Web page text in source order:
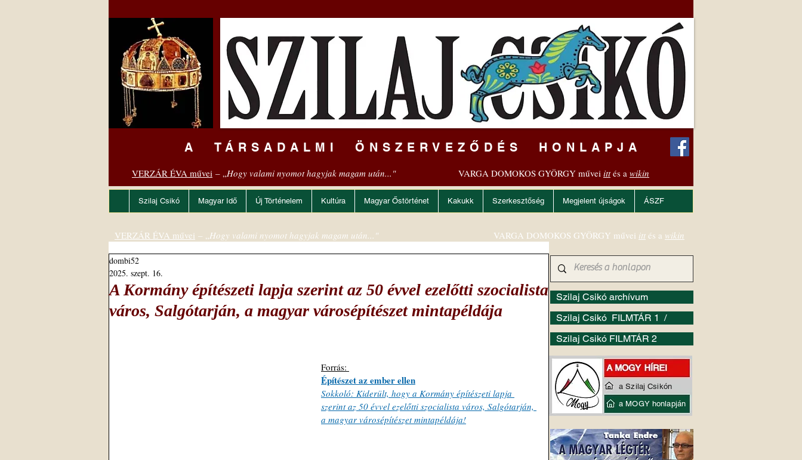
A TÁRSADALMI ÖNSZERVEZŐDÉS HONLAPJA
VERZÁR ÉVA művei – „Hogy valami nyomot hagyjak magam után..." VARGA DOMOKOS GYÖRGY művei ittés a wikin
Szilaj Csikó Magyar Idő Új Történelem Kultúra Magyar Őstörténet Kakukk Szerkesztőség Megjelent újságok ÁSZF
A Kormány építészeti lapja szerint az 50 évvel ezelőtti szocialista
város, Salgótarján, a magyar városépítészet mintapéldája
dombi52
2025. szept. 16.
Forrás:
Építészet az ember ellen
Sokkoló: Kiderült, hogy a Kormány építészeti lapja
szerint az 50 évvel ezelőtti szocialista város, Salgótarján,
a magyar városépítészet mintapéldája!
Szilaj Csikó archívum
Szilaj Csikó FILMTÁR 1 /
Szilaj Csikó FILMTÁR 2
VERZÁR ÉVA művei – „Hogy valami nyomot hagyjak magam után..." VARGA DOMOKOS GYÖRGY művei itt és a wikin
a Szilaj Csikón
a MOGY honlapján